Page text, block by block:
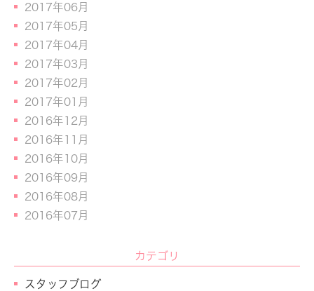
2017年06月
2017年05月
2017年04月
2017年03月
2017年02月
2017年01月
2016年12月
2016年11月
2016年10月
2016年09月
2016年08月
2016年07月
カテゴリ
スタッフブログ